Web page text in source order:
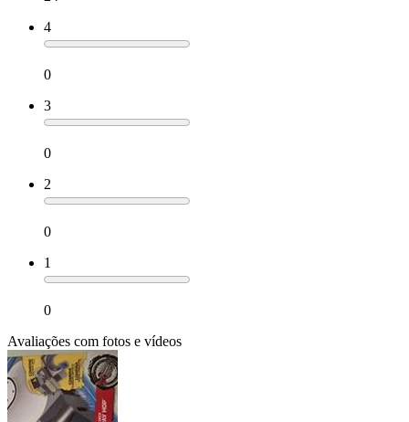
4
0
3
0
2
0
1
0
Avaliações com fotos e vídeos